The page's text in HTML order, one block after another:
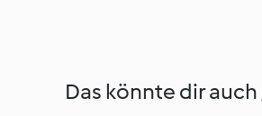
Das könnte dir